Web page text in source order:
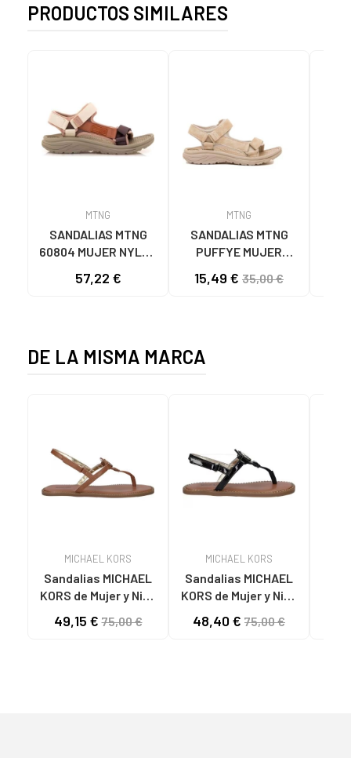
PRODUCTOS SIMILARES
MTNG
SANDALIAS MTNG
60804 MUJER NYLON
TAUPE C59615 - -
57,22 €
MTNG
SANDALIAS MTNG
PUFFYE MUJER
C60056 C60056 -
15,49 € 35,00 €
DE LA MISMA MARCA
MICHAEL KORS
Sandalias MICHAEL
KORS de Mujer y Niña
RILEY LUGGAGE
49,15 €75,00 €
MICHAEL KORS
Sandalias MICHAEL
KORS de Mujer y Niña
RILEY BLACK
48,40 € 75,00 €